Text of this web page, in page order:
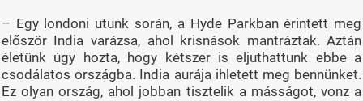
– Egy londoni utunk során, a Hyde Parkban érintett meg
először India varázsa, ahol krisnások mantráztak. Aztán
életünk úgy hozta, hogy kétszer is eljuthattunk ebbe a
csodálatos országba. India aurája ihletett meg bennünket.
Ez olyan ország, ahol jobban tisztelik a másságot, vonz a